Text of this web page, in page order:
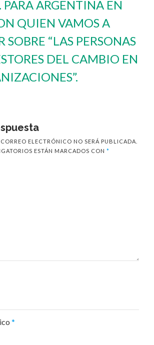
PARA ARGENTINA EN
QUIEN VAMOS A
SOBRE “LAS PERSONAS
DEL CAMBIO EN
ELECTRÓNICO NO SERÁ PUBLICADA.
ESTÁN MARCADOS CON *
*